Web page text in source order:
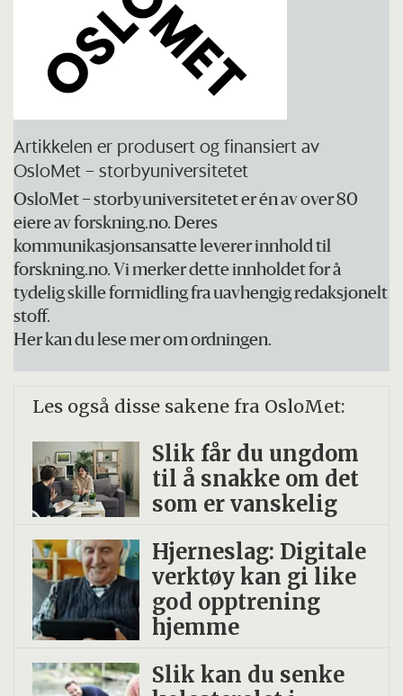
Gjennom undersøkelsene blir barn og unge
spurt om hvordan de har det og hva de
driver med på fritiden. Undersøkelsene
gjennomføres i skoletiden og er gratis for
Ungdata og Ungdata junior er et samarbeid
mellom de regionale kompetansesentrene
på rusfeltet (KORUS) og
Velferdsforskningsinstituttet NOVA ved
OsloMet – storbyuniversitetet. KORUS står
for den praktiske gjennomføringen i
koordinerer og administrerer alle
undersøkelsene.
På Ungdata.no finner du mer informasjon
om undersøkelsen (ungdata.no).
Der finner
du også nasjonale resultater fra tidligere år
samt lokale resultater fra Ungdata og
Ungdata junior.
Artikkelen er produsert og finansiert av
OsloMet – storbyuniversitetet
OsloMet – storbyuniversitetet er én av over 80
eiere av forskning.no. Deres
kommunikasjonsansatte leverer innhold til
forskning.no. Vi merker dette innholdet for å
tydelig skille formidling fra uavhengig redaksjonelt
stoff.
Her kan du lese mer om ordningen.
Les også disse sakene fra OsloMet:
Slik får du ungdom
til å snakke om det
som er vanskelig
Hjerneslag: Digitale
verktøy kan gi like
god opptrening
hjemme
Slik kan du senke